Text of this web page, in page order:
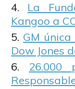
La
Kangoo a
GM
Dow Jones
26.000